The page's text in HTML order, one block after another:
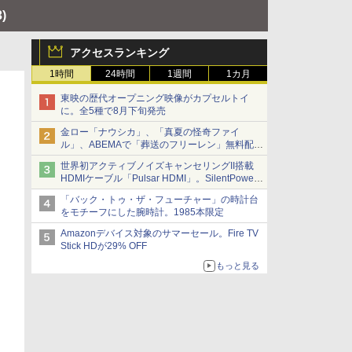
アクセスランキング
1時間 24時間 1週間 1カ月
東映の歴代オープニング映像がカプセルトイ
に。全5種で8月下旬発売
金ロー「ナウシカ」、「真夏の怪奇ファイ
ル」、ABEMAで「葬送のフリーレン」無料配信
など。夏の特番・配信情報
世界初アクティブノイズキャンセリングII搭載
HDMIケーブル「Pulsar HDMI」。SilentPower
から
「バック・トゥ・ザ・フューチャー」の時計台
をモチーフにした腕時計。1985本限定
Amazonデバイス対象のサマーセール。Fire TV
Stick HDが29% OFF
もっと見る